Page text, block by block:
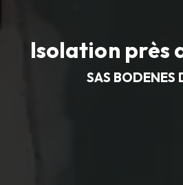
Isolation près
SAS BODENES